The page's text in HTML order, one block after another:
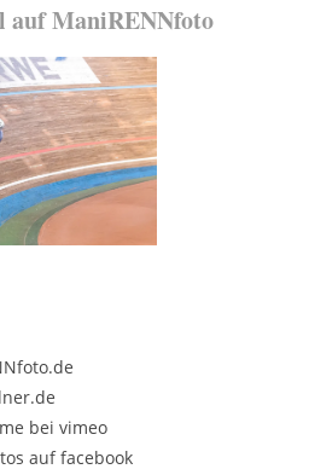
auf ManiRENNfoto
bei vimeo
auf facebook